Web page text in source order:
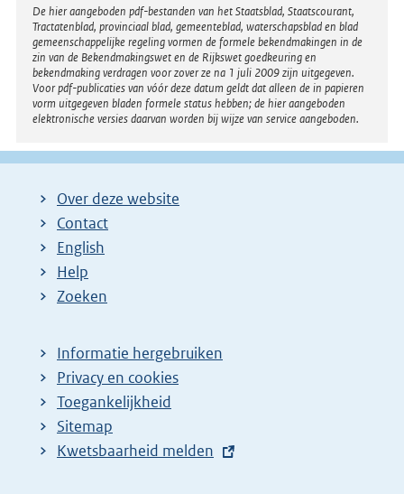
Disclaimer
De hier aangeboden pdf-bestanden van het Staatsblad, Staatscourant,
Tractatenblad, provinciaal blad, gemeenteblad, waterschapsblad en blad
gemeenschappelijke regeling vormen de formele bekendmakingen in de
zin van de Bekendmakingswet en de Rijkswet goedkeuring en
bekendmaking verdragen voor zover ze na 1 juli 2009 zijn uitgegeven.
Voor pdf-publicaties van vóór deze datum geldt dat alleen de in papieren
vorm uitgegeven bladen formele status hebben; de hier aangeboden
elektronische versies daarvan worden bij wijze van service aangeboden.
Over deze website
Contact
English
Help
Zoeken
Informatie hergebruiken
Privacy en cookies
Toegankelijkheid
Sitemap
E
Kwetsbaarheid melden